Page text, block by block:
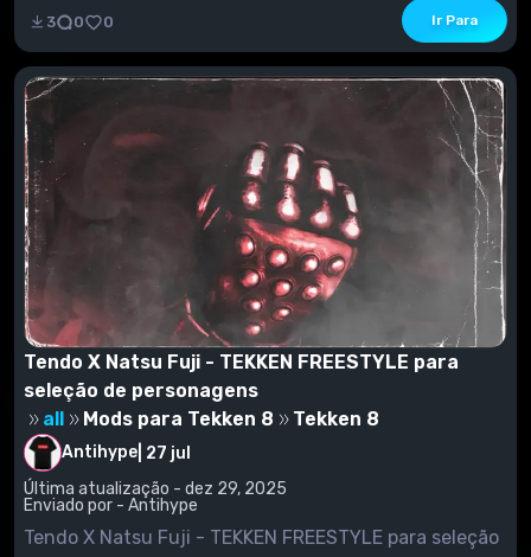
3 0 0 Ir Para
Tendo X Natsu Fuji - TEKKEN FREESTYLE para
seleção de personagens
all
Mods para Tekken 8 Tekken 8
Antihype 27 jul
Última atualização - dez 29, 2025
Enviado por - Antihype
Tendo X Natsu Fuji - TEKKEN FREESTYLE para seleção